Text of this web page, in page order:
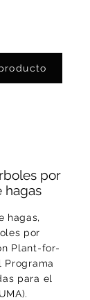
por
hagas
hagas,
por
Plant-for-
Programa
para el